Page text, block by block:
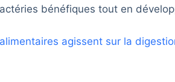
bénéfiques tout en
agissent sur la